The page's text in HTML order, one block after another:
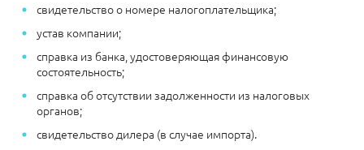
свидетельство о номере налогоплательщика;
устав компании;
справка из банка, удостоверяющая финансовую
состоятельность;
справка об отсутствии задолженности из налоговых
органов;
свидетельство дилера (в случае импорта).